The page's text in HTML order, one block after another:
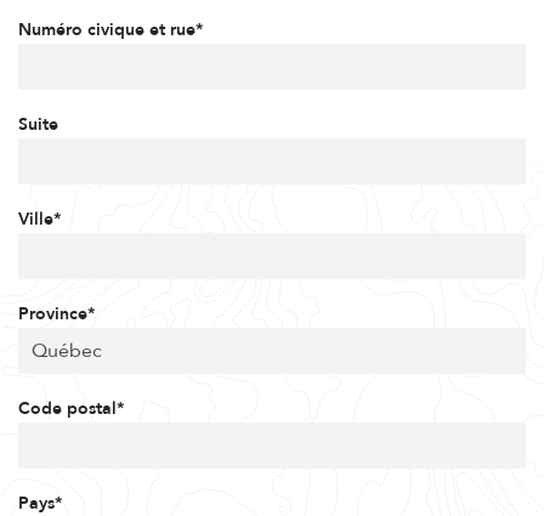
Numéro civique et rue*
Suite
Ville*
Province*
Code postal*
Pays*